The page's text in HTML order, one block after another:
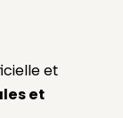
et
et